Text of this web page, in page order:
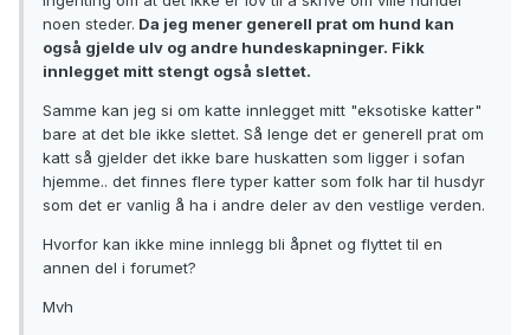
noen steder. Da jeg mener generell prat om hund kan
også gjelde ulv og andre hundeskapninger. Fikk
innlegget mitt stengt også slettet.
Samme kan jeg si om katte innlegget mitt "eksotiske katter"
bare at det ble ikke slettet. Så lenge det er generell prat om
katt så gjelder det ikke bare huskatten som ligger i sofan
hjemme.. det finnes flere typer katter som folk har til husdyr
som det er vanlig å ha i andre deler av den vestlige verden.
Hvorfor kan ikke mine innlegg bli åpnet og flyttet til en
annen del i forumet?
Mvh